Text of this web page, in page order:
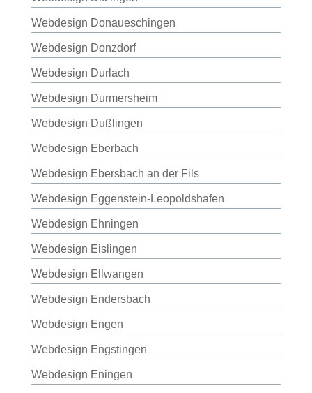
Webdesign Donaueschingen
Webdesign Donzdorf
Webdesign Durlach
Webdesign Durmersheim
Webdesign Dußlingen
Webdesign Eberbach
Webdesign Ebersbach an der Fils
Webdesign Eggenstein-Leopoldshafen
Webdesign Ehningen
Webdesign Eislingen
Webdesign Ellwangen
Webdesign Endersbach
Webdesign Engen
Webdesign Engstingen
Webdesign Eningen